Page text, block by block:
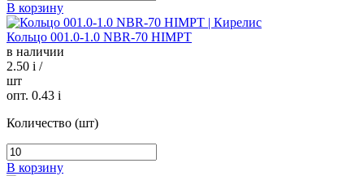
В корзину
Кольцо 001.0-1.0 NBR-70 HIMPT
в наличии
2.50 i /
шт
опт. 0.43 i
Количество (шт)
В корзину